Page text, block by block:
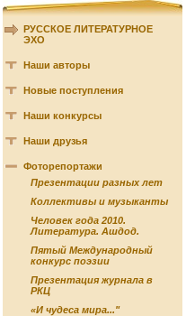
РУССКОЕ ЛИТЕРАТУРНОЕ
ЭХО
Наши авторы
Новые поступления
Наши конкурсы
Наши друзья
Фоторепортажи
Презентации разных лет
Коллективы и музыканты
Человек года 2010.
Литература. Ашдод.
Пятый Международный
конкурс поэзии
Презентация журнала в
РКЦ
«И чудеса мира..."